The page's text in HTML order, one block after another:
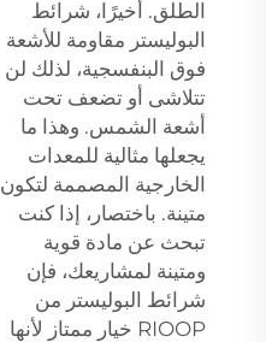
الطلق. أخيرًا، شرائط
البوليستر مقاومة للأشعة
فوق البنفسجية، لذلك لن
تتلاشى أو تضعف تحت
أشعة الشمس. وهذا ما
يجعلها مثالية للمعدات
الخارجية المصممة لتكون
متينة. باختصار، إذا كنت
تبحث عن مادة قوية
ومتينة لمشاريعك، فإن
شرائط البوليستر من
RIOOP خيار ممتاز لأنها